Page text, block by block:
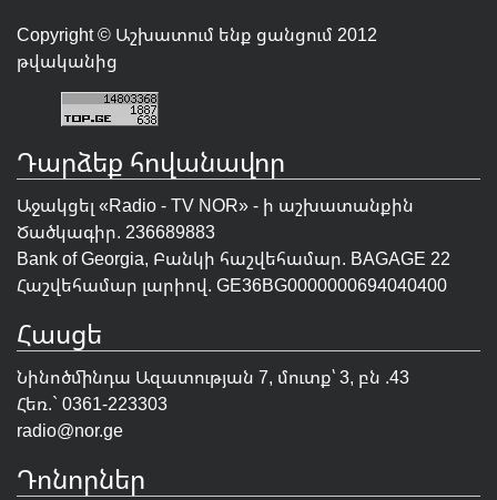
Copyright © Աշխատում ենք ցանցում 2012
թվականից
Դարձեք հովանավոր
Աջակցել «Radio - TV NOR» - ի աշխատանքին
Ծածկագիր. 236689883
Bank of Georgia, Բանկի հաշվեհամար. BAGAGE 22
Հաշվեհամար լարիով. GE36BG0000000694040400
Հասցե
Նինոծմինդա Ազատության 7, մուտք՝ 3, բն .43
Հեռ.` 0361-223303
radio@nor.ge
Դոնորներ